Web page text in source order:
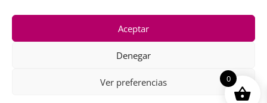
Aceptar
Denegar
Ver preferencias 0